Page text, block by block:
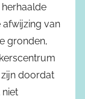
afwijzing van
gronden,
doordat